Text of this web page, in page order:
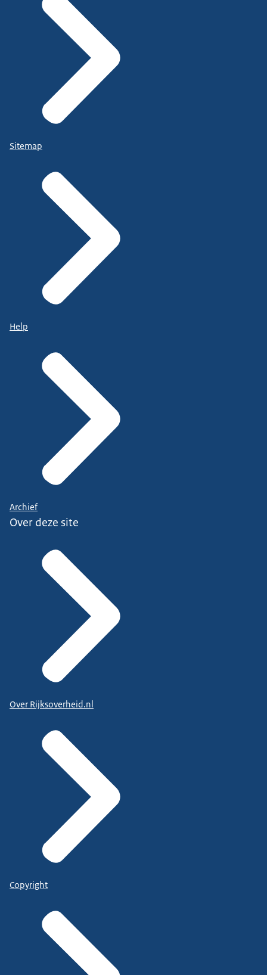
Sitemap
Help
Archief
Over deze site
Over Rijksoverheid.nl
Copyright